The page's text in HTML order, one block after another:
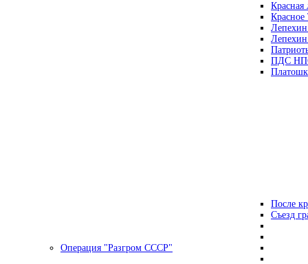
Красная
ПДС
После
Съезд
Операция "Разгром СССР"